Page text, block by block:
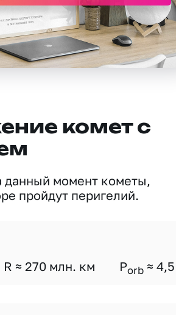
комет с
данный момент кометы,
пройдут перигелий.
R ≈ 270 млн. км Porb ≈ 4,5